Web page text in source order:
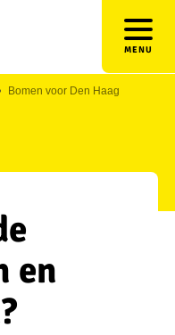
MENU
Bomen voor Den Haag
en